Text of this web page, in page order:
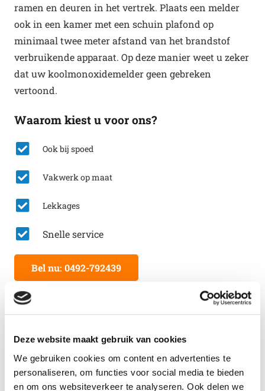
Deze website maakt gebruik van cookies
We gebruiken cookies om content en advertenties te
personaliseren, om functies voor social media te bieden
en om ons websiteverkeer te analyseren. Ook delen we
ramen en deuren in het vertrek. Plaats een melder
ook in een kamer met een schuin plafond op
minimaal twee meter afstand van het brandstof
verbruikende apparaat. Op deze manier weet u zeker
dat uw koolmonoxidemelder geen gebreken
vertoond.
Waarom kiest u voor ons?
Ook bij spoed
Vakwerk op maat
Lekkages
Snelle service
Bel nu: 0492-792439
Lees ook eens: